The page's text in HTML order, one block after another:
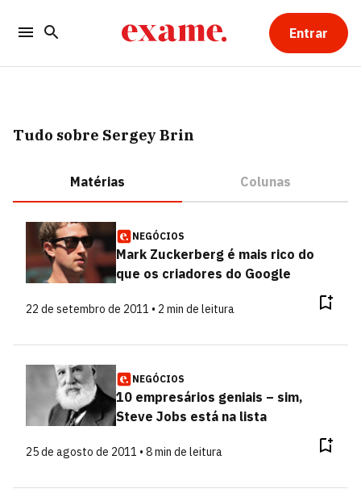
Entrar
Tudo sobre Sergey Brin
Matérias Colunas
NEGÓCIOS
Mark Zuckerberg é mais rico do
que os criadores do Google
22 de setembro de 2011 • 2 min de leitura
NEGÓCIOS
10 empresários geniais – sim,
Steve Jobs está na lista
25 de agosto de 2011 • 8 min de leitura